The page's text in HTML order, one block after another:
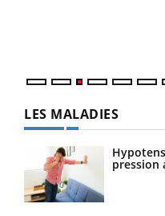
LES MALADIES
pression